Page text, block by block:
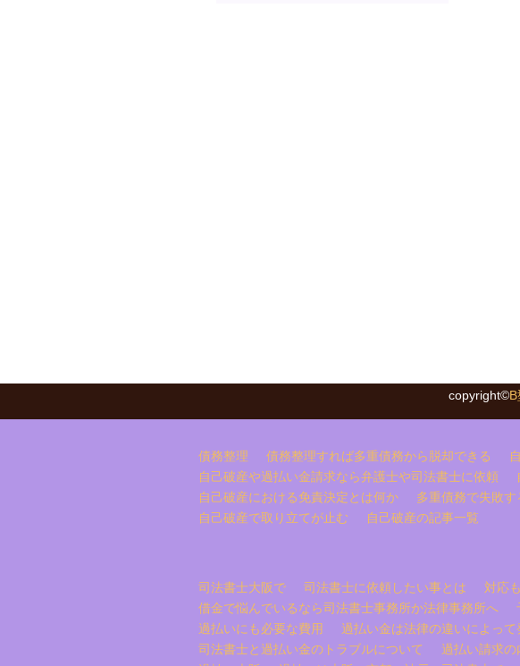
copyright©
債務整理 債務整理すれば多重債務から脱却できる
自己破産や過払い金請求なら弁護士や司法書士に依頼
自己破産における免責決定とは何か
多重債務で失敗
自己破産で取り立てが止む
自己破産の記事一覧
司法書士大阪で 司法書士に依頼したい事とは
対応
借金で悩んでいるなら司法書士事務所か法律事務所へ
過払いにも必要な費用
過払い金は法律の違いによって
司法書士と過払い金のトラブルについて
過払い請求